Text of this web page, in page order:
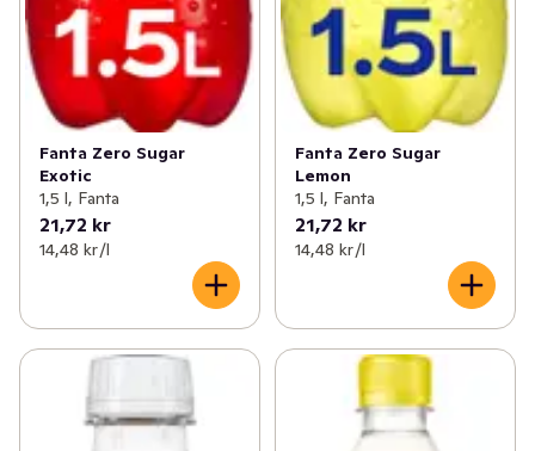
Fanta Zero Sugar
Exotic
1,5 l, Fanta
21,72 kr
14,48 kr /l
Fanta Zero Sugar
Lemon
1,5 l, Fanta
21,72 kr
14,48 kr /l